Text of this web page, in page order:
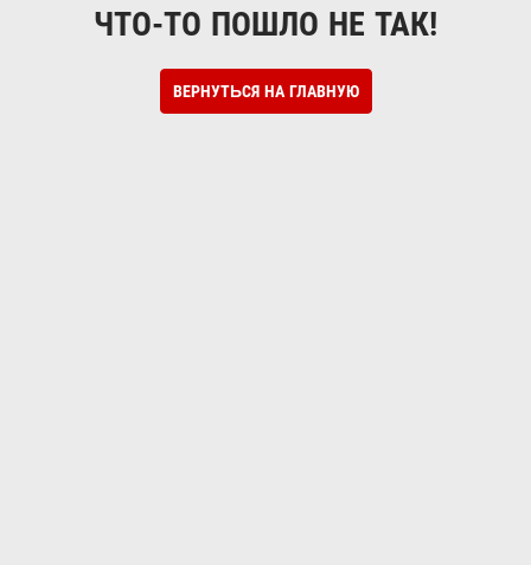
ЧТО-ТО ПОШЛО НЕ ТАК!
ВЕРНУТЬСЯ НА ГЛАВНУЮ